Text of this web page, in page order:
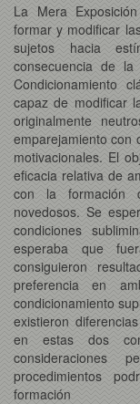
La Mera
formar y modificar
sujetos hacia
consecuencia de
Condicionamiento
capaz de modificar
originalmente
emparejamiento con
motivacionales. El
eficacia relativa de
con la formación
novedosos. Se
condiciones
esperaba que
consiguieron
preferencia en
condicionamiento
existieron
en estas dos
consideraciones
procedimientos
formación